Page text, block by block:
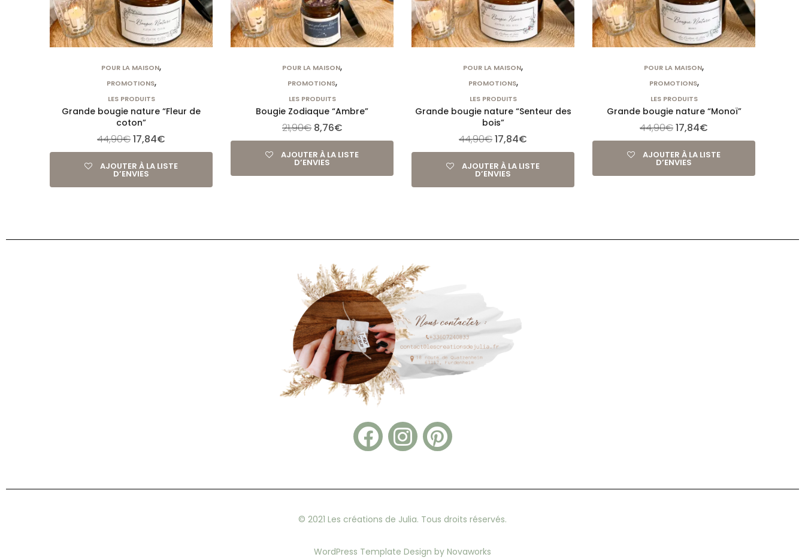
POUR LA MAISON,
PROMOTIONS,
LES PRODUITS
Grande bougie nature “Fleur de
coton”
44,90€17,84€
AJOUTER À LA LISTE
D’ENVIES
POUR LA MAISON,
PROMOTIONS,
LES PRODUITS
Bougie Zodiaque “Ambre”
21,90€ 8,76€
AJOUTER À LA LISTE
D’ENVIES
POUR LA MAISON,
PROMOTIONS,
LES PRODUITS
Grande bougie nature “Senteur des
bois”
44,90€17,84€
AJOUTER À LA LISTE
D’ENVIES
POUR LA MAISON,
PROMOTIONS,
LES PRODUITS
Grande bougie nature “Monoï”
44,90€17,84€
AJOUTER À LA LISTE
D’ENVIES
© 2021 Les créations de Julia. Tous droits réservés.
WordPress Template Design by Novaworks